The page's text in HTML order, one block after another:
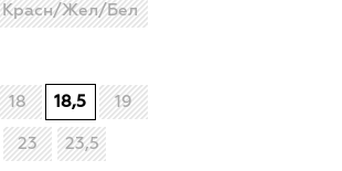
Красн/Жел/Бел
18 18,5 19
23 23,5